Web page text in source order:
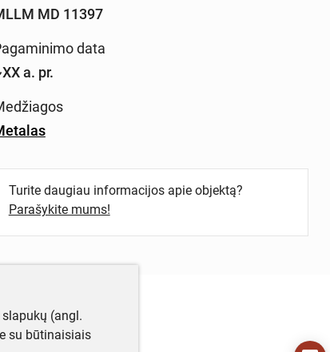
MD 11397
data
a. pr.
Turite daugiau informacijos apie objektą?
Parašykite mums!
(angl.
su būtinaisiais